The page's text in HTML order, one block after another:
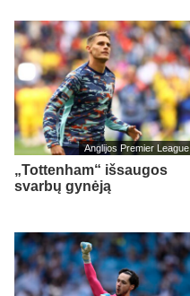
Anglijos Premier League
„Tottenham“ išsaugos
svarbų gynėją